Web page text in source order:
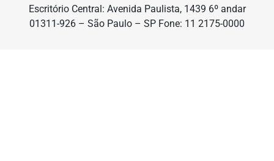
Escritório Central: Avenida Paulista, 1439 6º andar
01311-926 – São Paulo – SP Fone: 11 2175-0000